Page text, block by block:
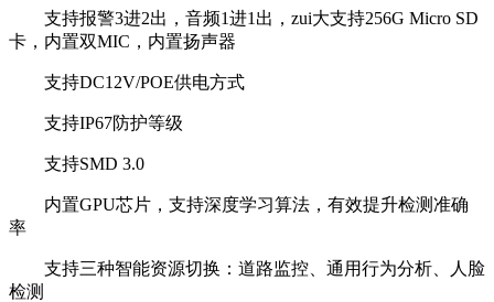
支持报警3进2出，音频1进1出，zui大支持256G Micro SD
卡，内置双MIC，内置扬声器
支持DC12V/POE供电方式
支持IP67防护等级
支持SMD 3.0
内置GPU芯片，支持深度学习算法，有效提升检测准确
率
支持三种智能资源切换：道路监控、通用行为分析、人脸
检测